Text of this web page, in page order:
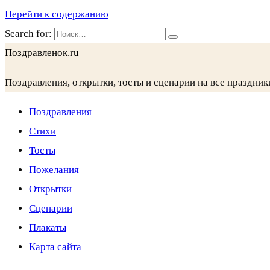
Перейти к содержанию
Search for:
Поздравленок.ru
Поздравления, открытки, тосты и сценарии на все
Поздравления
Стихи
Тосты
Пожелания
Открытки
Сценарии
Плакаты
Карта сайта